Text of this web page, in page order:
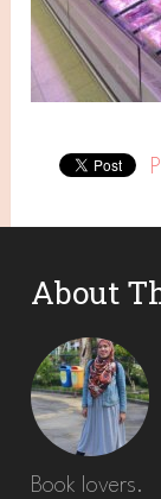
About
Book lovers.